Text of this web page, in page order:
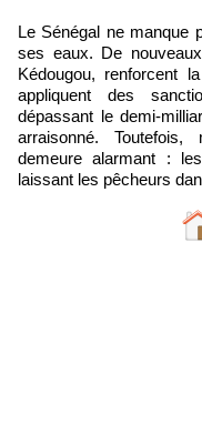
Le Sénégal ne manque
ses eaux. De
Kédougou, renforcent
appliquent des
dépassant le demi-
arraisonné.
demeure alarmant :
laissant les pêcheurs